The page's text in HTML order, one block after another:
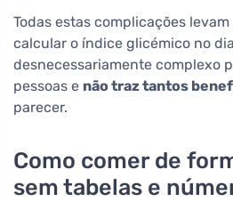
Todas estas complicações
calcular o índice glicémico no
desnecessariamente complexo
pessoas e não traz tantos
parecer.
Como comer de
sem tabelas e